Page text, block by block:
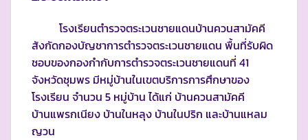
โรงเรียนตำรวจตระเวนชายแดนบ้านควนสามัคคี
สังกัดกองบัญชาการตำรวจตระเวนชายแดน พื้นที่รับผิด
ชอบของกองกำกับการตำรวจตระเวนชายแดนที่ 41
จังหวัดชุมพร มีหมู่บ้านในเขตบริการการศึกษาของ
โรงเรียน จำนวน 5 หมู่บ้าน ได้แก่ บ้านควนสามัคคี
บ้านแพรกเนียง บ้านในหลุง บ้านในปริก และบ้านแหลม
ญวน